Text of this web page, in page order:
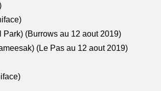
(Burrows au 12 aout 2019)
(Le Pas au 12 aout 2019)